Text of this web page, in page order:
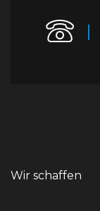
Wir schaffen